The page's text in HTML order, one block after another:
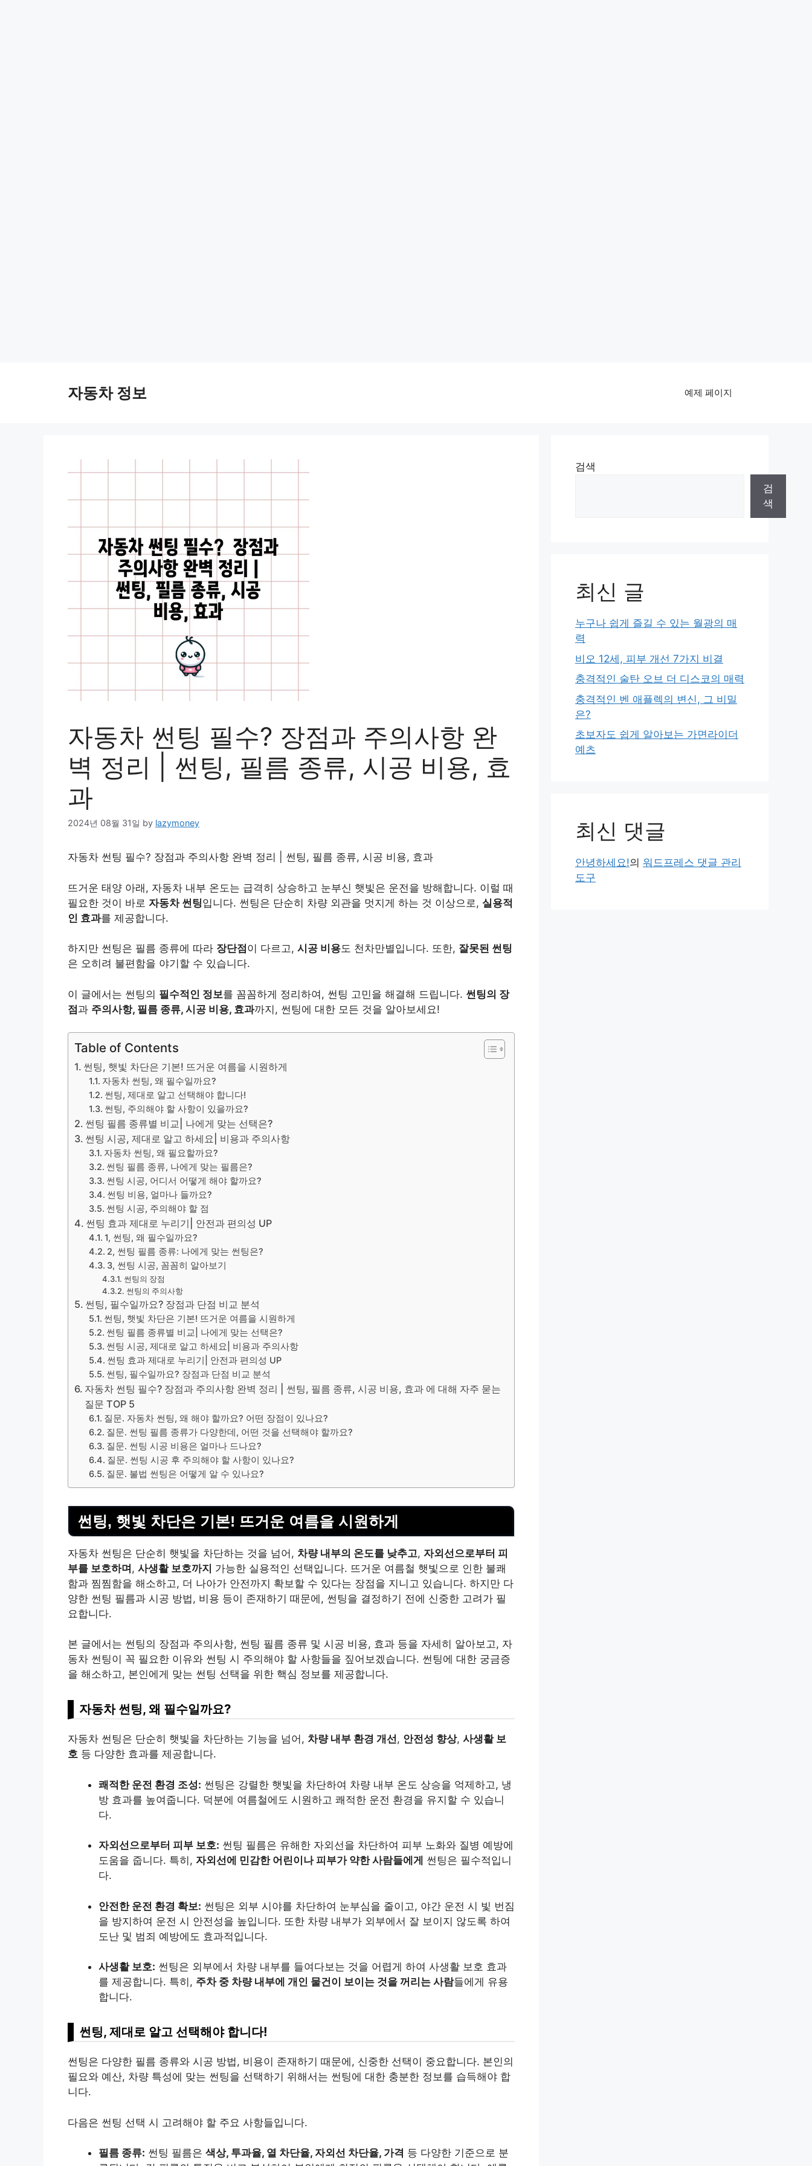
자동차 정보 예제 페이지
자동차 썬팅 필수? 장점과 주의사항 완
벽 정리 | 썬팅, 필름 종류, 시공 비용, 효
과
2024년 08월 31일 by lazymoney
자동차 썬팅 필수? 장점과 주의사항 완벽 정리 | 썬팅, 필름 종류, 시공 비용, 효과
뜨거운 태양 아래, 자동차 내부 온도는 급격히 상승하고 눈부신 햇빛은 운전을 방해합니다. 이럴 때
필요한 것이 바로 자동차 썬팅입니다. 썬팅은 단순히 차량 외관을 멋지게 하는 것 이상으로, 실용적
인 효과를 제공합니다.
하지만 썬팅은 필름 종류에 따라 장단점 이 다르고, 시공 비용도 천차만별입니다. 또한, 잘못된 썬팅
은 오히려 불편함을 야기할 수 있습니다.
이 글에서는 썬팅의 필수적인 정보를 꼼꼼하게 정리하여, 썬팅 고민을 해결해 드립니다. 썬팅의 장
점과 주의사항, 필름 종류, 시공 비용, 효과까지, 썬팅에 대한 모든 것을 알아보세요!
Table of Contents
썬팅, 햇빛 차단은 기본! 뜨거운 여름을 시원하게
자동차 썬팅, 왜 필수일까요?
썬팅, 제대로 알고 선택해야 합니다!
썬팅, 주의해야 할 사항이 있을까요?
썬팅 필름 종류별 비교| 나에게 맞는 선택은?
썬팅 시공, 제대로 알고 하세요| 비용과 주의사항
자동차 썬팅, 왜 필요할까요?
썬팅 필름 종류, 나에게 맞는 필름은?
썬팅 시공, 어디서 어떻게 해야 할까요?
썬팅 비용, 얼마나 들까요?
썬팅 시공, 주의해야 할 점
썬팅 효과 제대로 누리기| 안전과 편의성 UP
1, 썬팅, 왜 필수일까요?
2, 썬팅 필름 종류: 나에게 맞는 썬팅은?
3, 썬팅 시공, 꼼꼼히 알아보기
썬팅의 장점
썬팅의 주의사항
썬팅, 필수일까요? 장점과 단점 비교 분석
썬팅, 햇빛 차단은 기본! 뜨거운 여름을 시원하게
썬팅 필름 종류별 비교| 나에게 맞는 선택은?
썬팅 시공, 제대로 알고 하세요| 비용과 주의사항
썬팅 효과 제대로 누리기| 안전과 편의성 UP
썬팅, 필수일까요? 장점과 단점 비교 분석
자동차 썬팅 필수? 장점과 주의사항 완벽 정리 | 썬팅, 필름 종류, 시공 비용, 효과 에 대해 자주 묻는
질문 TOP 5
질문. 자동차 썬팅, 왜 해야 할까요? 어떤 장점이 있나요?
질문. 썬팅 필름 종류가 다양한데, 어떤 것을 선택해야 할까요?
질문. 썬팅 시공 비용은 얼마나 드나요?
질문. 썬팅 시공 후 주의해야 할 사항이 있나요?
질문. 불법 썬팅은 어떻게 알 수 있나요?
썬팅, 햇빛 차단은 기본! 뜨거운 여름을 시원하게
자동차 썬팅은 단순히 햇빛을 차단하는 것을 넘어, 차량 내부의 온도를 낮추고, 자외선으로부터 피
부를 보호하며, 사생활 보호까지 가능한 실용적인 선택입니다. 뜨거운 여름철 햇빛으로 인한 불쾌
함과 찜찜함을 해소하고, 더 나아가 안전까지 확보할 수 있다는 장점을 지니고 있습니다. 하지만 다
양한 썬팅 필름과 시공 방법, 비용 등이 존재하기 때문에, 썬팅을 결정하기 전에 신중한 고려가 필
요합니다.
본 글에서는 썬팅의 장점과 주의사항, 썬팅 필름 종류 및 시공 비용, 효과 등을 자세히 알아보고, 자
동차 썬팅이 꼭 필요한 이유와 썬팅 시 주의해야 할 사항들을 짚어보겠습니다. 썬팅에 대한 궁금증
을 해소하고, 본인에게 맞는 썬팅 선택을 위한 핵심 정보를 제공합니다.
자동차 썬팅, 왜 필수일까요?
자동차 썬팅은 단순히 햇빛을 차단하는 기능을 넘어, 차량 내부 환경 개선, 안전성 향상, 사생활 보
호 등 다양한 효과를 제공합니다.
쾌적한 운전 환경 조성: 썬팅은 강렬한 햇빛을 차단하여 차량 내부 온도 상승을 억제하고, 냉
방 효과를 높여줍니다. 덕분에 여름철에도 시원하고 쾌적한 운전 환경을 유지할 수 있습니
다.
자외선으로부터 피부 보호: 썬팅 필름은 유해한 자외선을 차단하여 피부 노화와 질병 예방에
도움을 줍니다. 특히, 자외선에 민감한 어린이나 피부가 약한 사람들에게 썬팅은 필수적입니
다.
안전한 운전 환경 확보: 썬팅은 외부 시야를 차단하여 눈부심을 줄이고, 야간 운전 시 빛 번짐
을 방지하여 운전 시 안전성을 높입니다. 또한 차량 내부가 외부에서 잘 보이지 않도록 하여
도난 및 범죄 예방에도 효과적입니다.
사생활 보호: 썬팅은 외부에서 차량 내부를 들여다보는 것을 어렵게 하여 사생활 보호 효과
를 제공합니다. 특히, 주차 중 차량 내부에 개인 물건이 보이는 것을 꺼리는 사람들에게 유용
합니다.
썬팅, 제대로 알고 선택해야 합니다!
썬팅은 다양한 필름 종류와 시공 방법, 비용이 존재하기 때문에, 신중한 선택이 중요합니다. 본인의
필요와 예산, 차량 특성에 맞는 썬팅을 선택하기 위해서는 썬팅에 대한 충분한 정보를 습득해야 합
니다.
다음은 썬팅 선택 시 고려해야 할 주요 사항들입니다.
필름 종류: 썬팅 필름은 색상, 투과율, 열 차단율, 자외선 차단율, 가격 등 다양한 기준으로 분
검색
검
색
최신 글
누구나 쉽게 즐길 수 있는 월광의 매
력
비오 12세, 피부 개선 7가지 비결
충격적인 술탄 오브 더 디스코의 매력
충격적인 벤 애플렉의 변신, 그 비밀
은?
초보자도 쉽게 알아보는 가면라이더
예츠
최신 댓글
안녕하세요!의 워드프레스 댓글 관리
도구